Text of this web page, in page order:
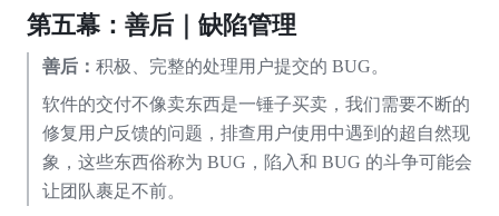
第五幕：善后｜缺陷管理
善后： 积极、完整的处理用户提交的 BUG。
软件的交付不像卖东西是一锤子买卖，我们需要不断的
修复用户反馈的问题，排查用户使用中遇到的超自然现
象，这些东西俗称为 BUG，陷入和 BUG 的斗争可能会
让团队裹足不前。